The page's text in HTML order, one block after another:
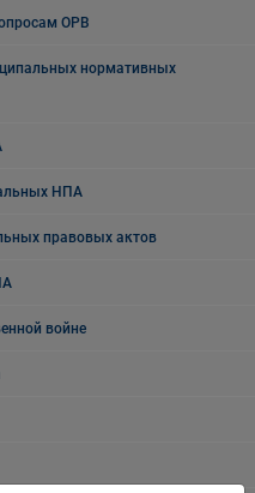
ОРВ
нормативных
НПА
правовых актов
войне